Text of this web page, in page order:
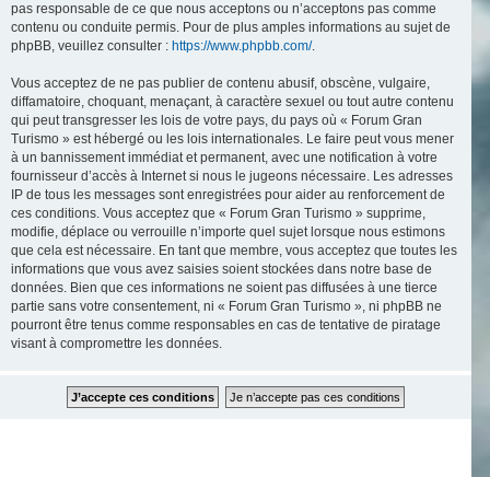
pas responsable de ce que nous acceptons ou n’acceptons pas comme
contenu ou conduite permis. Pour de plus amples informations au sujet de
phpBB, veuillez consulter : https://www.phpbb.com/.
Vous acceptez de ne pas publier de contenu abusif, obscène, vulgaire,
diffamatoire, choquant, menaçant, à caractère sexuel ou tout autre contenu
qui peut transgresser les lois de votre pays, du pays où « Forum Gran
Turismo » est hébergé ou les lois internationales. Le faire peut vous mener
à un bannissement immédiat et permanent, avec une notification à votre
fournisseur d’accès à Internet si nous le jugeons nécessaire. Les adresses
IP de tous les messages sont enregistrées pour aider au renforcement de
ces conditions. Vous acceptez que « Forum Gran Turismo » supprime,
modifie, déplace ou verrouille n’importe quel sujet lorsque nous estimons
que cela est nécessaire. En tant que membre, vous acceptez que toutes les
informations que vous avez saisies soient stockées dans notre base de
données. Bien que ces informations ne soient pas diffusées à une tierce
partie sans votre consentement, ni « Forum Gran Turismo », ni phpBB ne
pourront être tenus comme responsables en cas de tentative de piratage
visant à compromettre les données.